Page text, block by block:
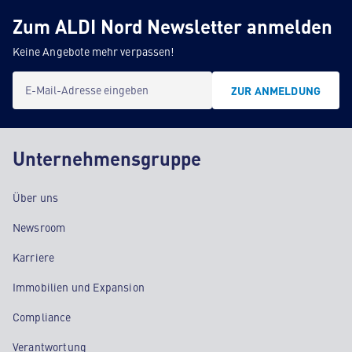
Zum ALDI Nord Newsletter anmelden
Keine Angebote mehr verpassen!
E-Mail-Adresse eingeben ZUR ANMELDUNG
Unternehmensgruppe
Über uns
Newsroom
Karriere
Immobilien und Expansion
Compliance
Verantwortung